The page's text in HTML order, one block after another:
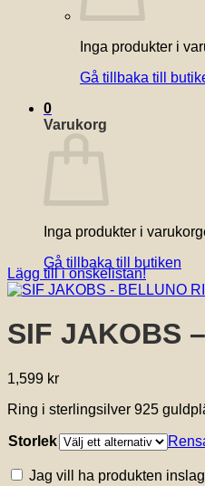
Inga produkter i
Gå tillbaka till
0
Varukorg
Inga produkter i
Gå tillbaka till butiken
Lägg till i önskelistan!
SIF JAKOBS
1,599 kr
Ring i sterlingsilver 925
Storlek
Jag vill ha produkten